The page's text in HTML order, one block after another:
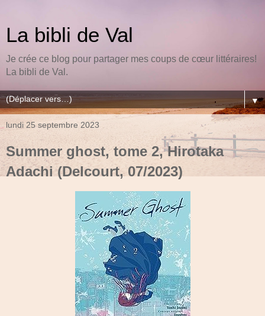
La bibli de Val
Je crée ce blog pour partager mes coups de cœur littéraires!
La bibli de Val.
▼
lundi 25 septembre 2023
Summer ghost, tome 2, Hirotaka
Adachi (Delcourt, 07/2023)